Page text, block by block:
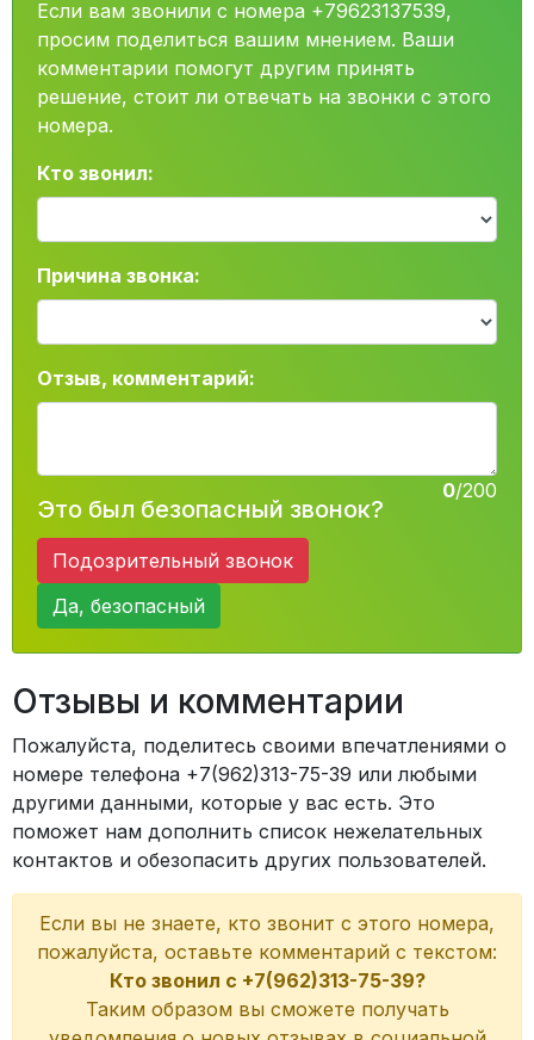
Если вам звонили с номера +79623137539,
просим поделиться вашим мнением. Ваши
комментарии помогут другим принять
решение, стоит ли отвечать на звонки с этого
номера.
Кто звонил:
Причина звонка:
Отзыв, комментарий:
0/200
Это был безопасный звонок?
Подозрительный звонок
Да, безопасный
Отзывы и комментарии
Пожалуйста, поделитесь своими впечатлениями о
номере телефона +7(962)313-75-39 или любыми
другими данными, которые у вас есть. Это
поможет нам дополнить список нежелательных
контактов и обезопасить других пользователей.
Если вы не знаете, кто звонит с этого номера,
пожалуйста, оставьте комментарий с текстом:
Кто звонил с +7(962)313-75-39?
Таким образом вы сможете получать